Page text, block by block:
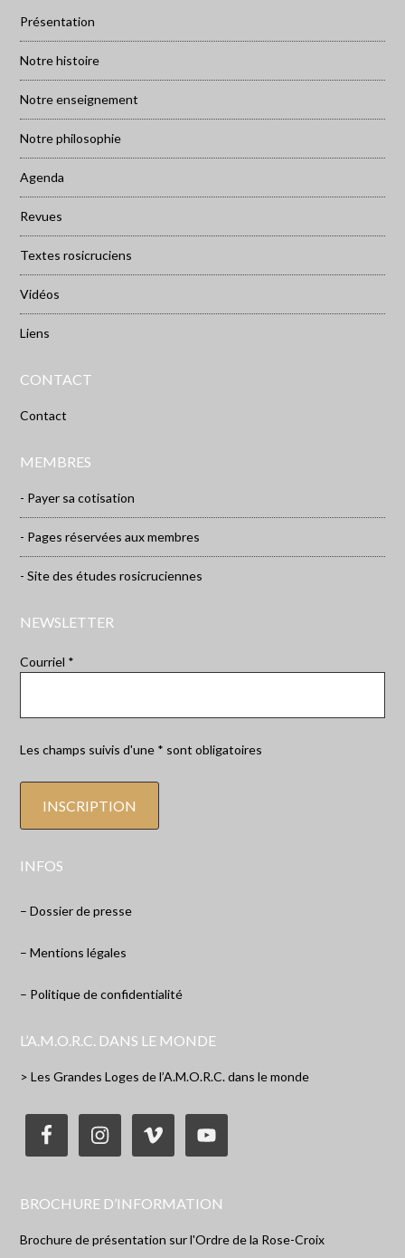
Présentation
Notre histoire
Notre enseignement
Notre philosophie
Agenda
Revues
Textes rosicruciens
Vidéos
Liens
CONTACT
Contact
MEMBRES
- Payer sa cotisation
- Pages réservées aux membres
- Site des études rosicruciennes
NEWSLETTER
Courriel *
Les champs suivis d'une * sont obligatoires
INFOS
– Dossier de presse
– Mentions légales
– Politique de confidentialité
L’A.M.O.R.C. DANS LE MONDE
> Les Grandes Loges de l’A.M.O.R.C. dans le monde
BROCHURE D’INFORMATION
Brochure de présentation sur l'Ordre de la Rose-Croix